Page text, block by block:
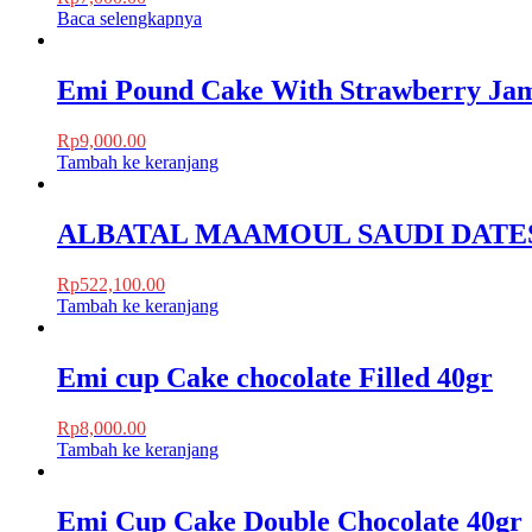
Baca selengkapnya
Emi Pound Cake With Strawberry
Rp9,000.00
Tambah ke keranjang
ALBATAL MAAMOUL SAUDI
Rp522,100.00
Tambah ke keranjang
Emi cup Cake chocolate Filled 40gr
Rp8,000.00
Tambah ke keranjang
Emi Cup Cake Double Chocolate 40gr